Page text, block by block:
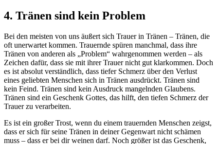
4. Tränen sind kein Problem
Bei den meisten von uns äußert sich Trauer in Tränen – Tränen, die
oft unerwartet kommen. Trauernde spüren manchmal, dass ihre
Tränen von anderen als „Problem“ wahrgenommen werden – als
Zeichen dafür, dass sie mit ihrer Trauer nicht gut klarkommen. Doch
es ist absolut verständlich, dass tiefer Schmerz über den Verlust
eines geliebten Menschen sich in Tränen ausdrückt. Tränen sind
kein Feind. Tränen sind kein Ausdruck mangelnden Glaubens.
Tränen sind ein Geschenk Gottes, das hilft, den tiefen Schmerz der
Trauer zu verarbeiten.
Es ist ein großer Trost, wenn du einem trauernden Menschen zeigst,
dass er sich für seine Tränen in deiner Gegenwart nicht schämen
muss – dass er bei dir weinen darf. Noch größer ist das Geschenk,